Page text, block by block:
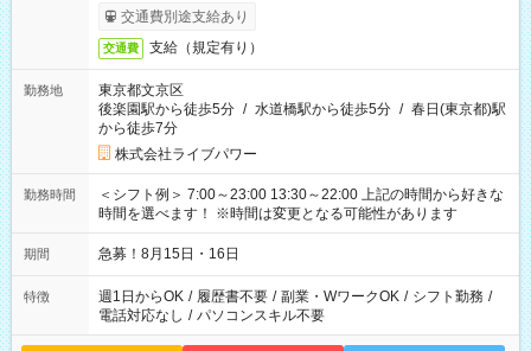
交通費別途支給あり
交通費 支給（規定有り）
勤務地
東京都文京区
後楽園駅から徒歩5分 / 水道橋駅から徒歩5分 / 春日(東京都)駅
から徒歩7分
株式会社ライブパワー
勤務時間
＜シフト例＞ 7:00～23:00 13:30～22:00 上記の時間から好きな
時間を選べます！ ※時間は変更となる可能性があります
期間 急募！8月15日・16日
特徴 週1日からOK / 履歴書不要 / 副業・WワークOK / シフト勤務 /
電話対応なし / パソコンスキル不要